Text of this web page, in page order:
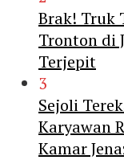
Brak! Truk
Tronton di
Terjepit
3
Sejoli
Karyawan
Kamar